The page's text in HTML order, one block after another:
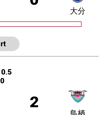
大分
2
鳥栖